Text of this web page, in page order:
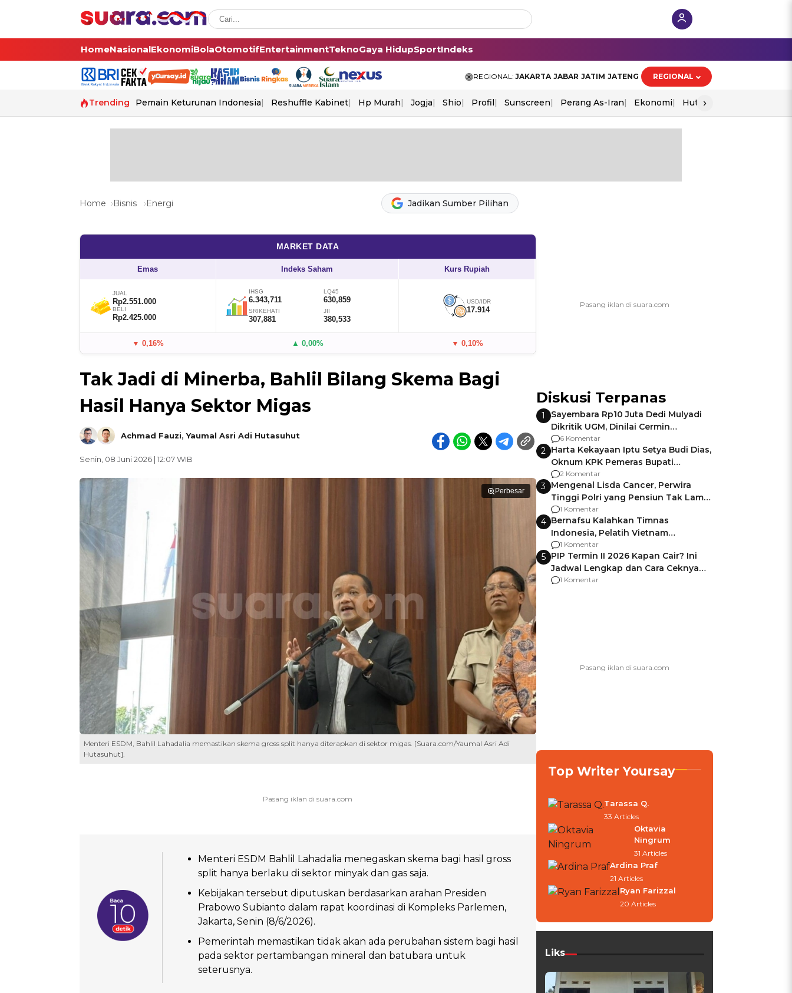
HomeNasionalEkonomiBolaOtomotifEntertainmentTeknoGaya HidupSportIndeks
REGIONAL: JAKARTA JABAR JATIM JATENG REGIONAL
Trending Pemain Keturunan Indonesia Reshuffle Kabinet Hp Murah Jogja Shio Profil Sunscreen Perang As-Iran Ekonomi Hut Ri
›
Home Bisnis Energi Jadikan Sumber Pilihan
MARKET DATA
Emas Indeks Saham Kurs Rupiah
JUAL
Rp2.551.000
BELI
Rp2.425.000
IHSG
6.343,711
LQ45
630,859
SRIKEHATI
307,881
JII
380,533
USD/IDR
17.914
▼ 0,16% ▲ 0,00% ▼ 0,10%
Tak Jadi di Minerba, Bahlil Bilang Skema Bagi
Hasil Hanya Sektor Migas
Achmad Fauzi,Yaumal Asri Adi Hutasuhut
Senin, 08 Juni 2026 | 12:07 WIB
Perbesar
Menteri ESDM, Bahlil Lahadalia memastikan skema gross split hanya diterapkan di sektor migas. [Suara.com/Yaumal Asri Adi
Hutasuhut].
Menteri ESDM Bahlil Lahadalia menegaskan skema bagi hasil gross
split hanya berlaku di sektor minyak dan gas saja.
Kebijakan tersebut diputuskan berdasarkan arahan Presiden
Prabowo Subianto dalam rapat koordinasi di Kompleks Parlemen,
Jakarta, Senin (8/6/2026).
Pemerintah memastikan tidak akan ada perubahan sistem bagi hasil
pada sektor pertambangan mineral dan batubara untuk
seterusnya.
Diskusi Terpanas
1
Sayembara Rp10 Juta Dedi Mulyadi
Dikritik UGM, Dinilai Cermin
Gagalnya Negara Jamin Keamanan
6 Komentar
2 Harta Kekayaan Iptu Setya Budi Dias,
Oknum KPK Pemeras Bupati
Pemalang
2 Komentar
3 Mengenal Lisda Cancer, Perwira
Tinggi Polri yang Pensiun Tak Lama
Usai Jadi Brigjen
1 Komentar
4 Bernafsu Kalahkan Timnas
Indonesia, Pelatih Vietnam
Berencana Pakai Jimat di Pakansari
1 Komentar
5 PIP Termin II 2026 Kapan Cair? Ini
Jadwal Lengkap dan Cara Ceknya
agar Dana Tidak Hangus!
1 Komentar
Top Writer Yoursay
Tarassa Q.
33 Articles
Oktavia
Ningrum
31 Articles
Ardina Praf
21 Articles
Ryan Farizzal
20 Articles
Liks